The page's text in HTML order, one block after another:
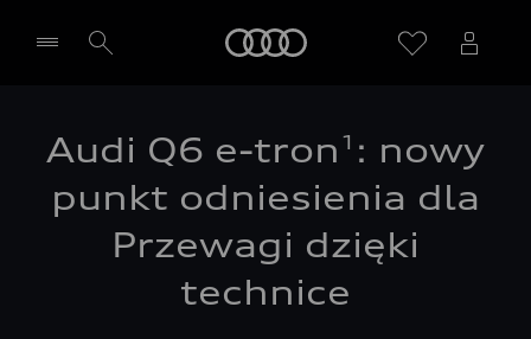
Wybierz Twojego Partnera Audi
Audi Q6 e-tron 1 : nowy
punkt odniesienia dla
Przewagi dzięki
technice